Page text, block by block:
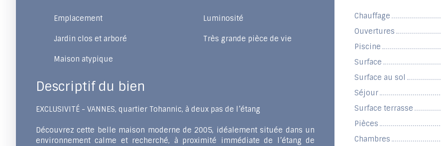
Emplacement Luminosité
Jardin clos et arboré Très grande pièce de vie
Maison atypique
Descriptif du bien
EXCLUSIVITÉ - VANNES, quartier Tohannic, à deux pas de l’étang
Découvrez cette belle maison moderne de 2005, idéalement située dans un
environnement calme et recherché, à proximité immédiate de l’étang de
Chauffage
Ouvertures
Piscine
Surface
Surface au sol
Séjour
Surface terrasse
Pièces
Chambres